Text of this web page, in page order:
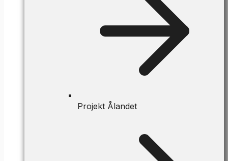
Projekt Ålandet